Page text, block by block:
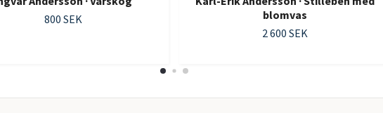
800 SEK
blomvas
2 600 SEK